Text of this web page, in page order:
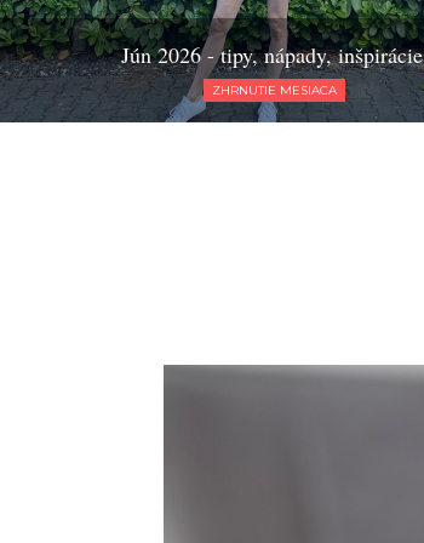
Jún 2026 - tipy, nápady, inšpirácie
ZHRNUTIE MESIACA